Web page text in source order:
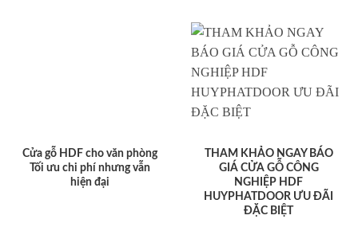
Cửa gỗ HDF cho văn phòng
Tối ưu chi phí nhưng vẫn
hiện đại
THAM KHẢO NGAY BÁO
GIÁ CỬA GỖ CÔNG
NGHIỆP HDF
HUYPHATDOOR ƯU ĐÃI
ĐẶC BIỆT